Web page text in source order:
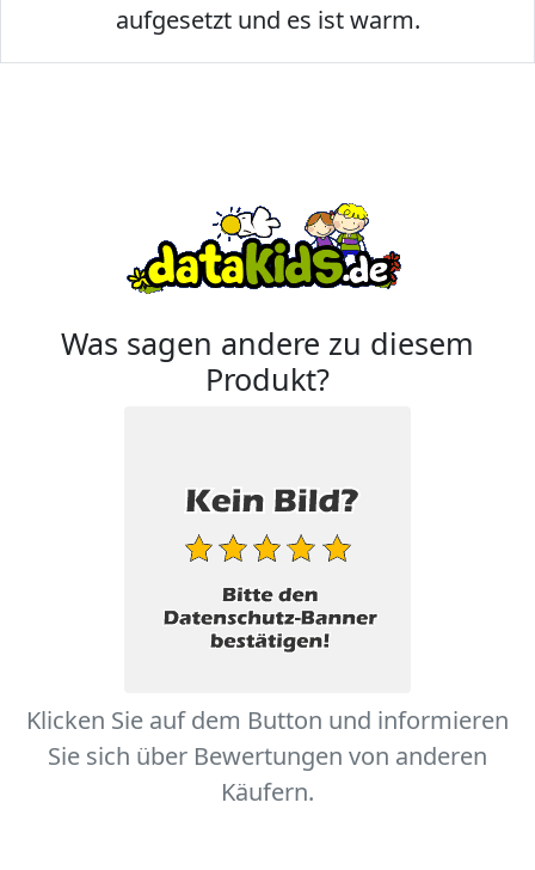
aufgesetzt und es ist warm.
Was sagen andere zu diesem
Produkt?
Klicken Sie auf dem Button und informieren
Sie sich über Bewertungen von anderen
Käufern.